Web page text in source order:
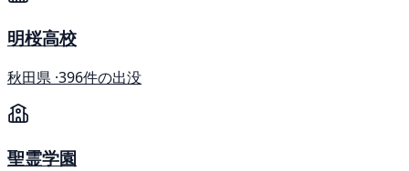
明桜高校
秋田県 ·396件の出没
聖霊学園